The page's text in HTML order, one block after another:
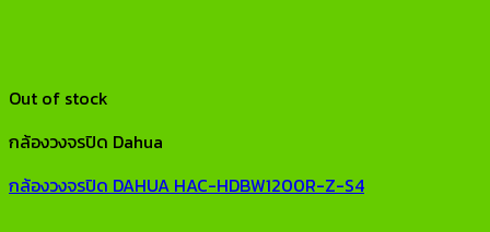
Out of stock
กล้องวงจรปิด Dahua
กล้องวงจรปิด DAHUA HAC-HDBW1200R-Z-S4